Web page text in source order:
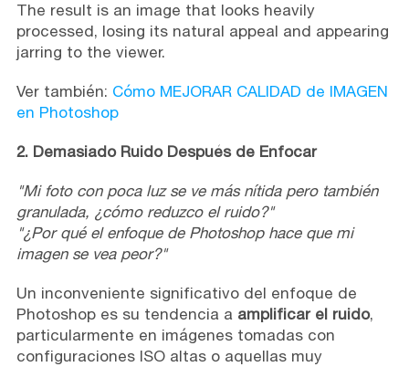
The result is an image that looks heavily
processed, losing its natural appeal and appearing
jarring to the viewer.
Ver también: Cómo MEJORAR CALIDAD de IMAGEN
en Photoshop
2. Demasiado Ruido Después de Enfocar
"Mi foto con poca luz se ve más nítida pero también
granulada, ¿cómo reduzco el ruido?"
"¿Por qué el enfoque de Photoshop hace que mi
imagen se vea peor?"
Un inconveniente significativo del enfoque de
Photoshop es su tendencia a amplificar el ruido,
particularmente en imágenes tomadas con
configuraciones ISO altas o aquellas muy